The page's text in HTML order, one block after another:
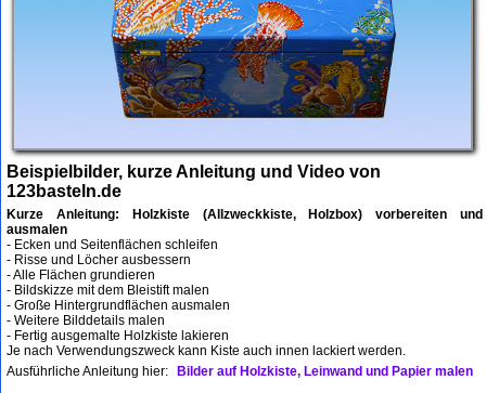
Beispielbilder, kurze Anleitung und Video von
123basteln.de
Kurze Anleitung: Holzkiste (Allzweckkiste, Holzbox) vorbereiten und
ausmalen
- Ecken und Seitenflächen schleifen
- Risse und Löcher ausbessern
- Alle Flächen grundieren
- Bildskizze mit dem Bleistift malen
- Große Hintergrundflächen ausmalen
- Weitere Bilddetails malen
- Fertig ausgemalte Holzkiste lakieren
Je nach Verwendungszweck kann Kiste auch innen lackiert werden.
Ausführliche Anleitung hier:
Bilder auf Holzkiste, Leinwand und Papier malen